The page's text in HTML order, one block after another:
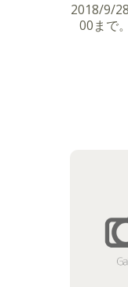
2018/9/
00まで